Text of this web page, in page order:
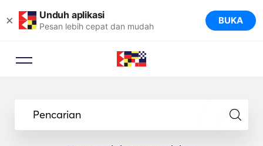
× Unduh aplikasi
Pesan lebih cepat dan mudah BUKA
Pencarian